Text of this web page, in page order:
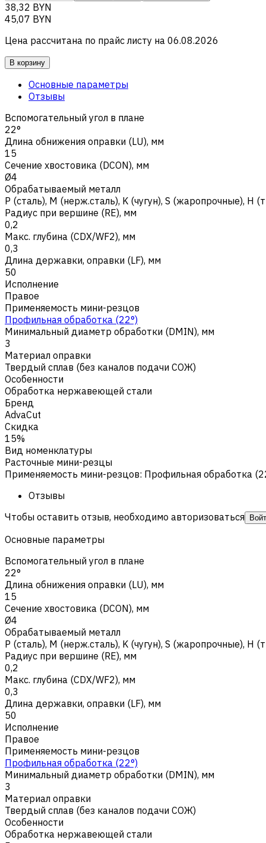
38,32 BYN
45,07 BYN
Цена рассчитана по прайс листу на 06.08.2026
В корзину
Основные параметры
Отзывы
Вспомогательный угол в плане
22°
Длина обнижения оправки (LU), мм
15
Сечение хвостовика (DCON), мм
Ø4
Обрабатываемый металл
Р (сталь), M (нерж.сталь), K (чугун), S (жаропрочные), H
Радиус при вершине (RE), мм
0,2
Макс. глубина (CDX/WF2), мм
0,3
Длина державки, оправки (LF), мм
50
Исполнение
Правое
Применяемость мини-резцов
Профильная обработка (22°)
Минимальный диаметр обработки (DMIN), мм
3
Материал оправки
Твердый сплав (без каналов подачи СОЖ)
Особенности
Обработка нержавеющей стали
Бренд
AdvaCut
Скидка
15%
Вид номенклатуры
Расточные мини-резцы
Применяемость мини-резцов: Профильная обработка
Отзывы
Чтобы оставить отзыв, необходимо авторизоваться
Основные параметры
Вспомогательный угол в плане
22°
Длина обнижения оправки (LU), мм
15
Сечение хвостовика (DCON), мм
Ø4
Обрабатываемый металл
Р (сталь), M (нерж.сталь), K (чугун), S (жаропрочные), H
Радиус при вершине (RE), мм
0,2
Макс. глубина (CDX/WF2), мм
0,3
Длина державки, оправки (LF), мм
50
Исполнение
Правое
Применяемость мини-резцов
Профильная обработка (22°)
Минимальный диаметр обработки (DMIN), мм
3
Материал оправки
Твердый сплав (без каналов подачи СОЖ)
Особенности
Обработка нержавеющей стали